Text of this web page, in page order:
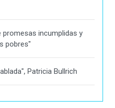
promesas incumplidas y
pobres"
Patricia Bullrich